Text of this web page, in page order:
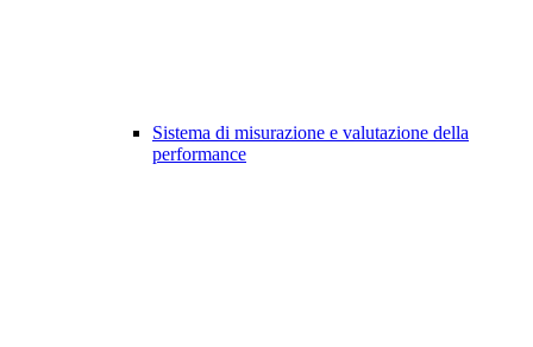
Sistema di misurazione e valutazione della
performance